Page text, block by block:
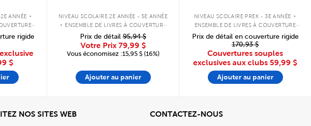
ANNÉE .
rigide
$
NIVEAU SCOLAIRE 2E ANNÉE - 5E ANNÉE
. ENSEMBLE DE LIVRES À COUVERTURE
RIGIDE
Prix de détail95,94 $
Votre Prix 79,99 $
Vous économisez :15,95 $ (16%)
Ajouter au panier
NIVEAU SCOLAIRE PREK - 3E ANNÉE .
ENSEMBLE DE LIVRES À COUVERTURE
Prix de détail en couverture rigide
170,93 $
Couvertures souples
exclusives aux clubs 59,99 $
Ajouter au panier
NOS SITES WEBAfficher CONTACTEZ-NOUSView